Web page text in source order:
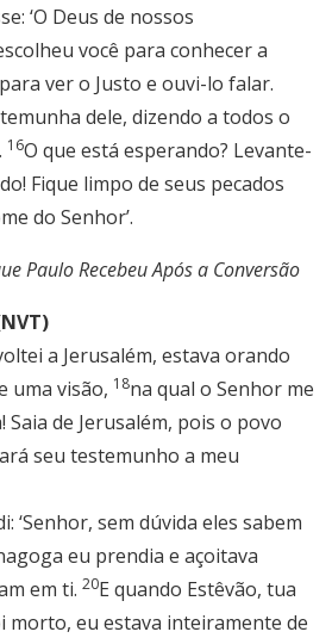
‘O Deus de nossos
você para conhecer a
ver o Justo e ouvi-lo falar.
dele, dizendo a todos o
16O que está esperando? Levante-
Fique limpo de seus pecados
do Senhor’.
Paulo Recebeu Após a Conversão
a Jerusalém, estava orando
uma visão, 18na qual o Senhor me
Saia de Jerusalém, pois o povo
seu testemunho a meu
‘Senhor, sem dúvida eles sabem
eu prendia e açoitava
em ti. 20E quando Estêvão, tua
morto, eu estava inteiramente de